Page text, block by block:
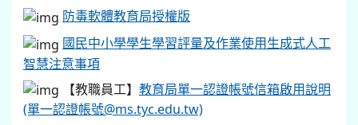
防毒軟體教育局授權版
國民中小學學生學習評量及作業使用生成式人工
智慧注意事項
【教職員工】 教育局單一認證帳號信箱啟用說明
(單一認證帳號@ms.tyc.edu.tw)